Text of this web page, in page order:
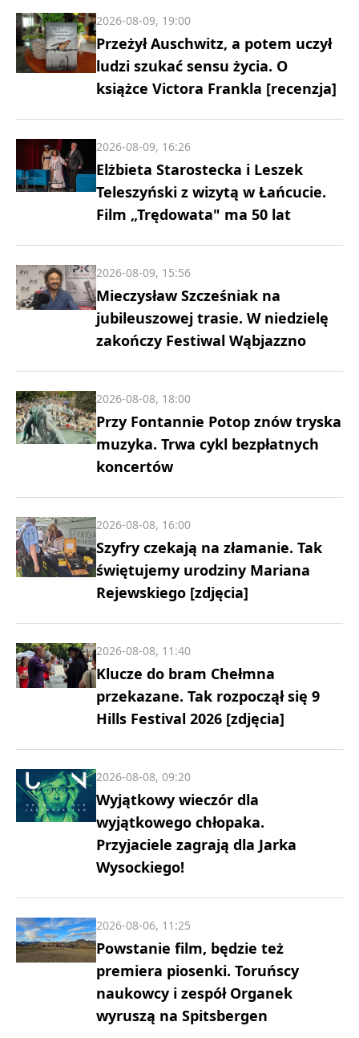
Przeżył Auschwitz, a potem uczył
ludzi szukać sensu życia. O
książce Victora Frankla [recenzja]
2026-08-09, 19:00
Elżbieta Starostecka i Leszek
Teleszyński z wizytą w Łańcucie.
Film „Trędowata" ma 50 lat
2026-08-09, 16:26
Mieczysław Szcześniak na
jubileuszowej trasie. W niedzielę
zakończy Festiwal Wąbjazzno
2026-08-09, 15:56
Przy Fontannie Potop znów tryska
muzyka. Trwa cykl bezpłatnych
koncertów
2026-08-08, 18:00
Szyfry czekają na złamanie. Tak
świętujemy urodziny Mariana
Rejewskiego [zdjęcia]
2026-08-08, 16:00
Klucze do bram Chełmna
przekazane. Tak rozpoczął się 9
Hills Festival 2026 [zdjęcia]
2026-08-08, 11:40
Wyjątkowy wieczór dla
wyjątkowego chłopaka.
Przyjaciele zagrają dla Jarka
Wysockiego!
2026-08-08, 09:20
Powstanie film, będzie też
premiera piosenki. Toruńscy
naukowcy i zespół Organek
wyruszą na Spitsbergen
2026-08-06, 11:25